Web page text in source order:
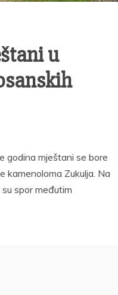
u
godina mještani se bore
kamenoloma Zukulja. Na
spor međutim